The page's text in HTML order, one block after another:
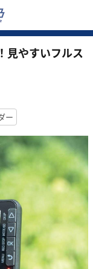
見やすいフルス
ー